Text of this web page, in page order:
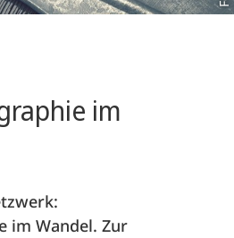
im
im Wandel. Zur